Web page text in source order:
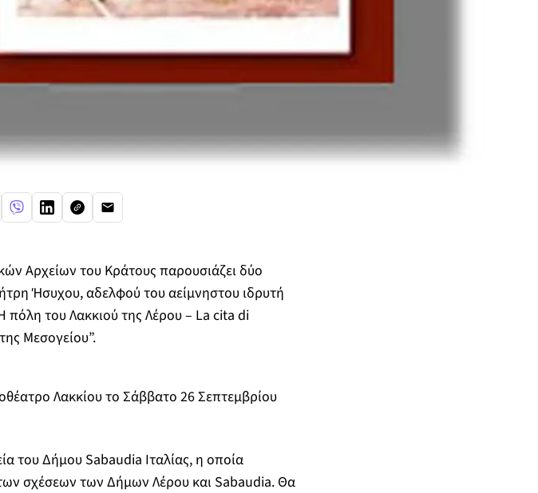
Αρχείων του Κράτους παρουσιάζει δύο
Ήσυχου, αδελφού του αείμνηστου ιδρυτή
του Λακκιού της Λέρου – La cita di
Μεσογείου”.
Λακκίου το Σάββατο 26 Σεπτεμβρίου
του Δήμου Sabaudia Ιταλίας, η οποία
σχέσεων των Δήμων Λέρου και Sabaudia. Θα